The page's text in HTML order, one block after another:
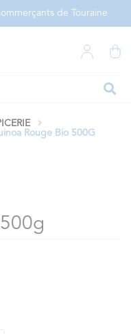
de Touraine
Rouge Bio 500G